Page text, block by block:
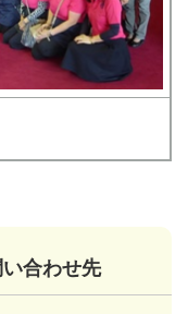
合わせ先